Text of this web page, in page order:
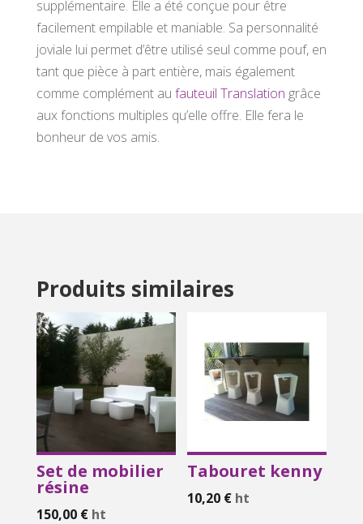
supplémentaire. Elle a été conçue pour être
facilement empilable et maniable. Sa personnalité
joviale lui permet d’être utilisé seul comme pouf, en
tant que pièce à part entière, mais également
comme complément au fauteuil Translation grâce
aux fonctions multiples qu’elle offre. Elle fera le
bonheur de vos amis.
Produits similaires
Set de mobilier
résine
150,00 € ht
Tabouret kenny
10,20 € ht